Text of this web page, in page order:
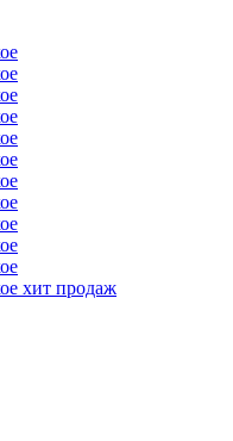
хит продаж